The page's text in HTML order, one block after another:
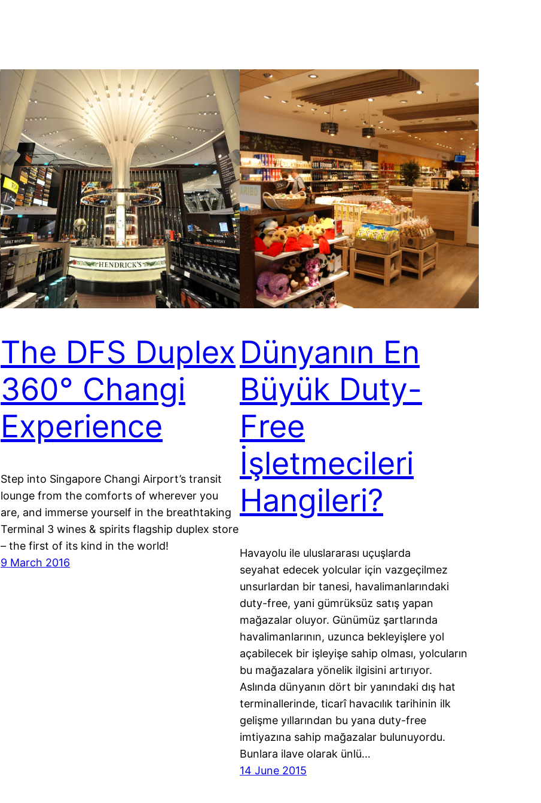
The DFS Duplex
360° Changi
Experience
Step into Singapore Changi Airport’s transit
lounge from the comforts of wherever you
are, and immerse yourself in the breathtaking
Terminal 3 wines & spirits flagship duplex store
– the first of its kind in the world!
9 March 2016
Dünyanın En
Büyük Duty-
Free
İşletmecileri
Hangileri?
Havayolu ile uluslararası uçuşlarda
seyahat edecek yolcular için vazgeçilmez
unsurlardan bir tanesi, havalimanlarındaki
duty-free, yani gümrüksüz satış yapan
mağazalar oluyor. Günümüz şartlarında
havalimanlarının, uzunca bekleyişlere yol
açabilecek bir işleyişe sahip olması, yolcuların
bu mağazalara yönelik ilgisini artırıyor.
Aslında dünyanın dört bir yanındaki dış hat
terminallerinde, ticarî havacılık tarihinin ilk
gelişme yıllarından bu yana duty-free
imtiyazına sahip mağazalar bulunuyordu.
Bunlara ilave olarak ünlü…
14 June 2015